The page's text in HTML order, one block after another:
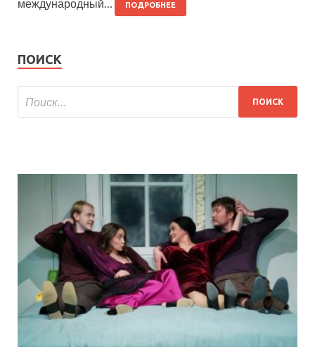
международный…
ПОДРОБНЕЕ
ПОИСК